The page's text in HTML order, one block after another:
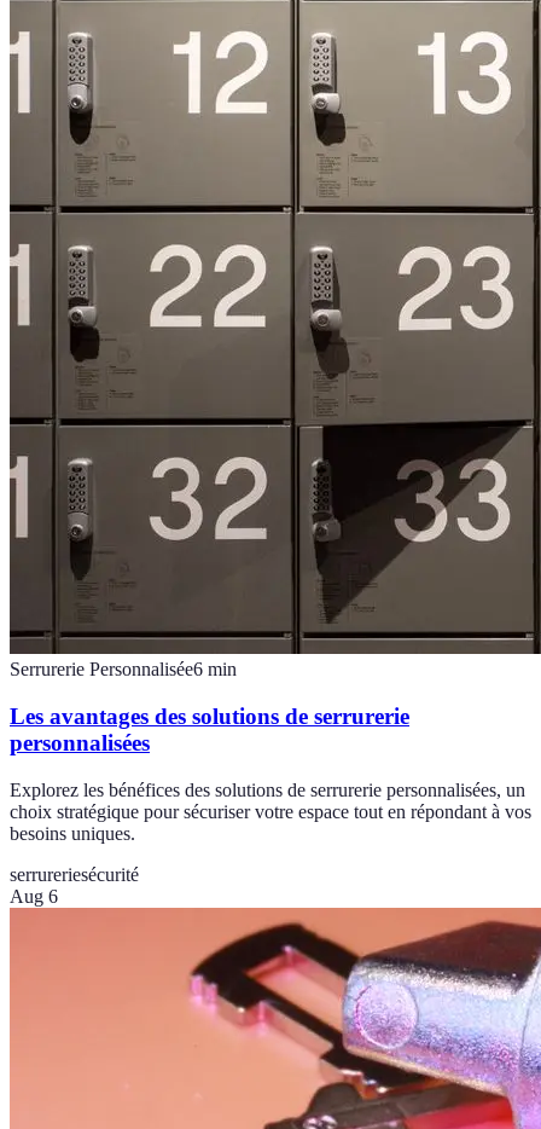
Serrurerie Personnalisée6 min
Les avantages des solutions de serrurerie
personnalisées
Explorez les bénéfices des solutions de serrurerie personnalisées, un
choix stratégique pour sécuriser votre espace tout en répondant à vos
besoins uniques.
serrureriesécurité
Aug 6